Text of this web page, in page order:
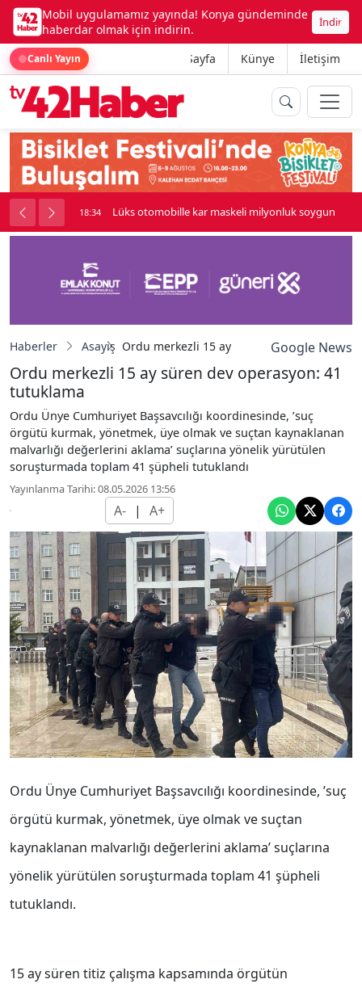
Mobil uygulamamız yayında! Konya gündeminde
haberdar olmak için indirin.
İndir
Canlı Yayın Ana Sayfa Künye İletişim
kavga çıktı 18:34 Lüks otomobille kar maskeli milyonluk soygun
Haberler Asayiş Ordu merkezli 15 ay süren dev operasyon:
Google News
Ordu merkezli 15 ay süren dev operasyon: 41
tutuklama
Ordu Ünye Cumhuriyet Başsavcılığı koordinesinde, ’suç
örgütü kurmak, yönetmek, üye olmak ve suçtan kaynaklanan
malvarlığı değerlerini aklama’ suçlarına yönelik yürütülen
soruşturmada toplam 41 şüpheli tutuklandı
Yayınlanma Tarihi: 08.05.2026 13:56
A- | A+
Ordu Ünye Cumhuriyet Başsavcılığı koordinesinde, ’suç
örgütü kurmak, yönetmek, üye olmak ve suçtan
kaynaklanan malvarlığı değerlerini aklama’ suçlarına
yönelik yürütülen soruşturmada toplam 41 şüpheli
tutuklandı.
15 ay süren titiz çalışma kapsamında örgütün